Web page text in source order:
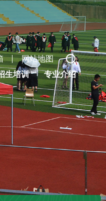
网站地图
生培训 专业介绍